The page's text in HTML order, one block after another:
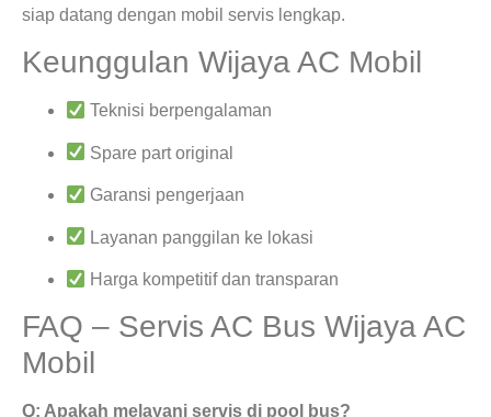
siap datang dengan mobil servis lengkap.
Keunggulan Wijaya AC Mobil
Teknisi berpengalaman
Spare part original
Garansi pengerjaan
Layanan panggilan ke lokasi
Harga kompetitif dan transparan
FAQ – Servis AC Bus Wijaya AC
Mobil
Q: Apakah melayani servis di pool bus?